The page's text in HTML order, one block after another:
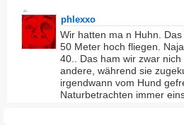
phlexxo
Wir hatten ma n Huhn.
50 Meter hoch fliegen.
40.. Das ham wir zwar
andere, während sie
irgendwann vom Hund
Naturbetrachten immer